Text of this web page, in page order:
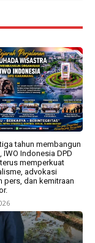
tahun membangun
Indonesia DPD
memperkuat
advokasi
pers, dan kemitraan